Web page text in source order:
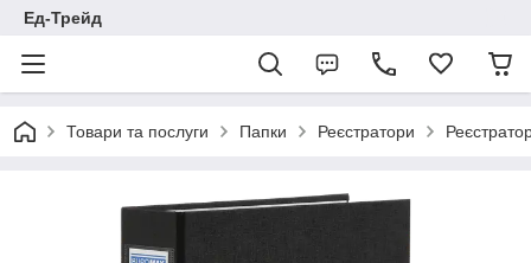
Ед-Трейд
Товари та послуги Папки Реєстратори